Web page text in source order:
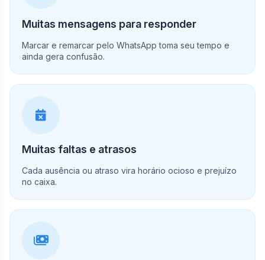
Muitas mensagens para responder
Marcar e remarcar pelo WhatsApp toma seu tempo e
ainda gera confusão.
Muitas faltas e atrasos
Cada ausência ou atraso vira horário ocioso e prejuízo
no caixa.